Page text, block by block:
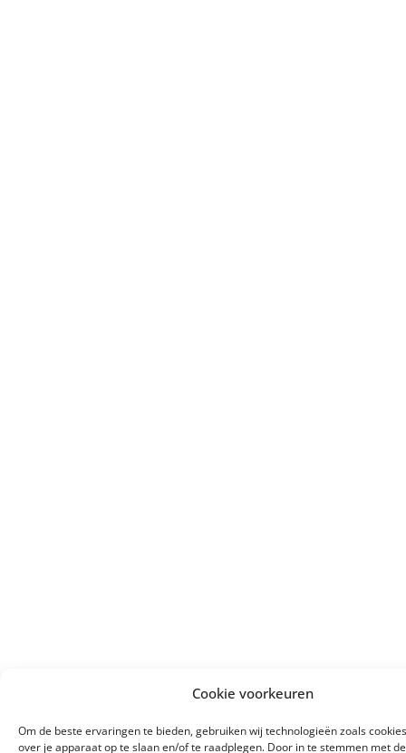
Cookie voorkeuren
Om de beste ervaringen te bieden, gebruiken wij technologieën zoals
over je apparaat op te slaan en/of te raadplegen. Door in te stemmen met